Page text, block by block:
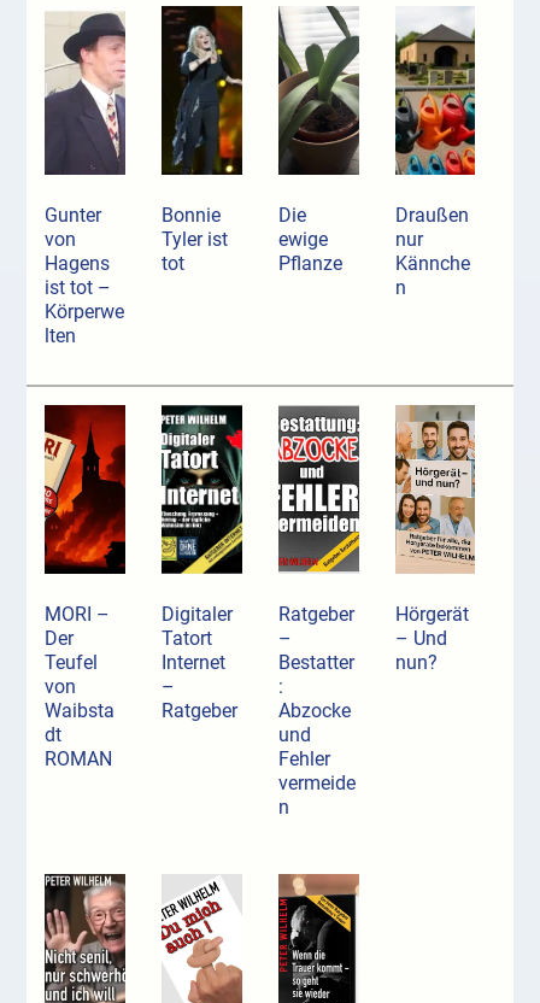
Gunter
von
Hagens
ist tot –
Körperwe
lten
Bonnie
Tyler ist
tot
Die
ewige
Pflanze
Draußen
nur
Kännche
n
MORI –
Der
Teufel
von
Waibsta
dt
ROMAN
Digitaler
Tatort
Internet
–
Ratgeber
Ratgeber
–
Bestatter
:
Abzocke
und
Fehler
vermeide
n
Hörgerät
– Und
nun?